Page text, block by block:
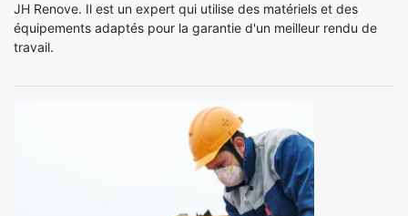
JH Renove. Il est un expert qui utilise des matériels et des
équipements adaptés pour la garantie d'un meilleur rendu de
travail.